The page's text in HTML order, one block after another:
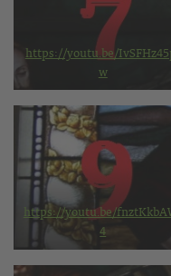
https://youtu.be/
w
https://youtu.be/
4